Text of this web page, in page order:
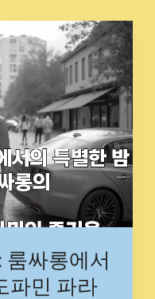
룸싸롱에서
파민 파라